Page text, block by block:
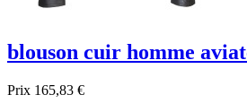
blouson cuir homme
Prix 165,83 €